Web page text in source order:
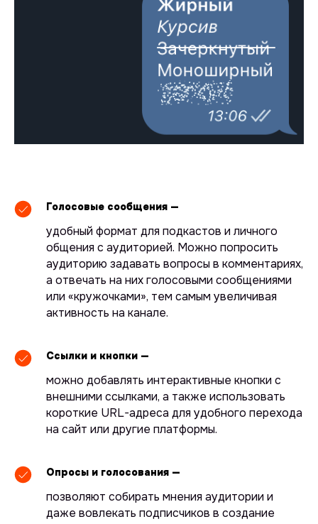
Голосовые сообщения —
удобный формат для подкастов и личного
общения с аудиторией. Можно попросить
аудиторию задавать вопросы в комментариях,
а отвечать на них голосовыми сообщениями
или «кружочками», тем самым увеличивая
активность на канале.
Ссылки и кнопки —
можно добавлять интерактивные кнопки с
внешними ссылками, а также использовать
короткие URL-адреса для удобного перехода
на сайт или другие платформы.
Опросы и голосования —
позволяют собирать мнения аудитории и
даже вовлекать подписчиков в создание